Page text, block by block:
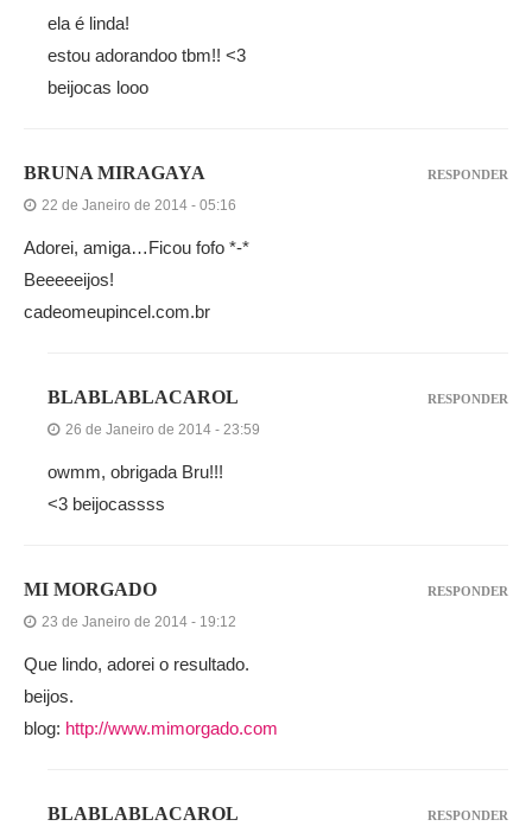
ela é linda!
estou adorandoo tbm!! <3
beijocas looo
BRUNA MIRAGAYA
22 de Janeiro de 2014 - 05:16
Adorei, amiga…Ficou fofo *-*
Beeeeeijos!
cadeomeupincel.com.br
RESPONDER
BLABLABLACAROL
26 de Janeiro de 2014 - 23:59
owmm, obrigada Bru!!!
<3 beijocassss
RESPONDER
MI MORGADO
23 de Janeiro de 2014 - 19:12
Que lindo, adorei o resultado.
beijos.
blog: http://www.mimorgado.com
RESPONDER
BLABLABLACAROL RESPONDER